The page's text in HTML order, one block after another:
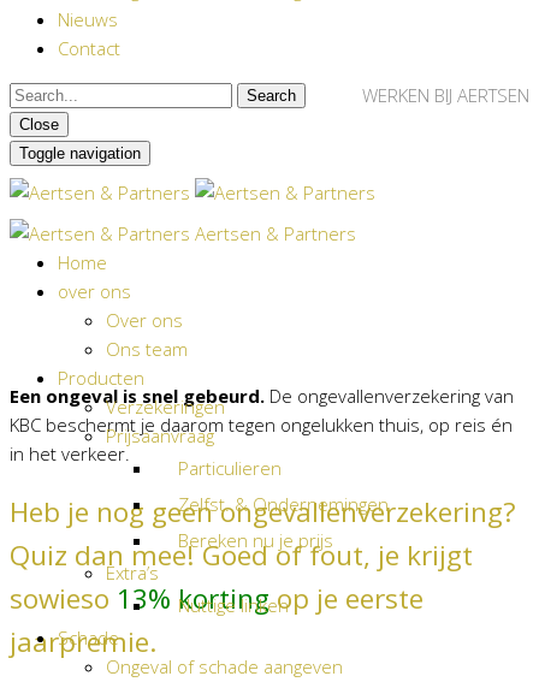
Nieuws
Contact
WERKEN BIJ AERTSEN
Close
Toggle navigation
Aertsen & Partners
Home
over ons
Over ons
Ons team
Producten
Verzekeringen
Prijsaanvraag
Particulieren
Zelfst. & Ondernemingen
Bereken nu je prijs
Extra’s
Nuttige linken
Schade
Ongeval of schade aangeven
Een ongeval is snel gebeurd. De ongevallenverzekering van
KBC beschermt je daarom tegen ongelukken thuis, op reis én
in het verkeer.
Heb je nog geen ongevallenverzekering?
Quiz dan mee! Goed of fout, je krijgt
sowieso 13% kortingop je eerste
jaarpremie.